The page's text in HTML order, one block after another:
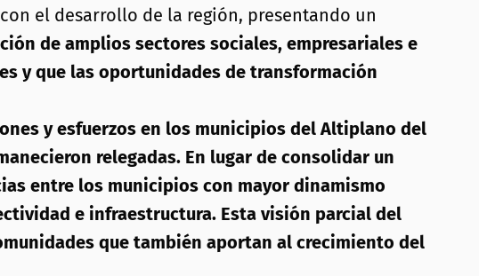
el desarrollo de la región, presentando un
de amplios sectores sociales, empresariales e
y que las oportunidades de transformación
y esfuerzos en los municipios del Altiplano del
relegadas. En lugar de consolidar un
entre los municipios con mayor dinamismo
e infraestructura. Esta visión parcial del
que también aportan al crecimiento del